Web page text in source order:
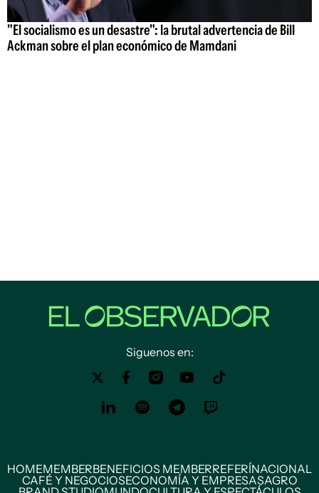
"El socialismo es un desastre": la brutal advertencia de Bill
Ackman sobre el plan económico de Mamdani
Siguenos en:
HOMEMEMBERBENEFICIOS MEMBERREFERÍNACIONAL
CAFÉ Y NEGOCIOSECONOMÍA Y EMPRESASAGRO